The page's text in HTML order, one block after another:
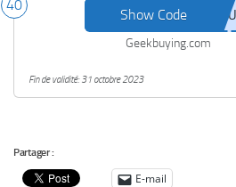
40
Show Code
Geekbuying.com
Fin de validité: 31 octobre 2023
Partager :
E-mail